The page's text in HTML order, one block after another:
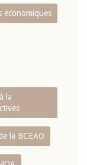
économiques
la
la BCEAO